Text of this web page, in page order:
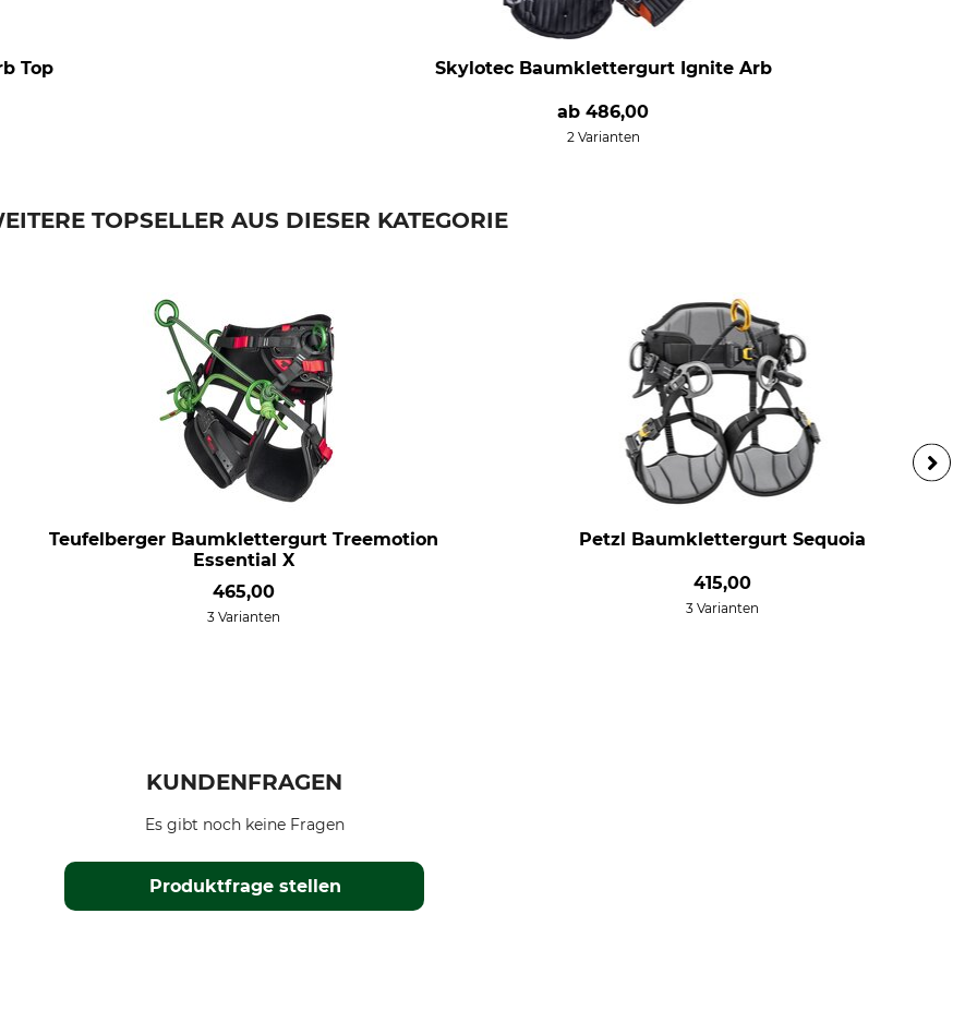
Top Skylotec Baumklettergurt Ignite Arb
ab 486,00
2 Varianten
TOPSELLER AUS DIESER KATEGORIE
Teufelberger Baumklettergurt Treemotion
Essential X
465,00
3 Varianten
Petzl Baumklettergurt Sequoia
415,00
3 Varianten
KUNDENFRAGEN
Produktfrage stellen
Es gibt noch keine Fragen